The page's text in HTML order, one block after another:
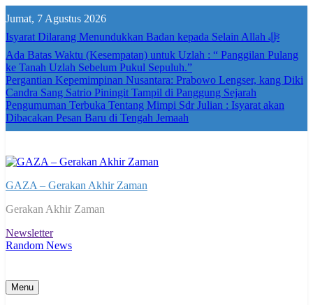
to
content
Jumat, 7 Agustus 2026
Isyarat Dilarang Menundukkan Badan kepada Selain Allah ﷻ
Ada Batas Waktu (Kesempatan) untuk Uzlah : “ Panggilan Pulang
ke Tanah Uzlah Sebelum Pukul Sepuluh.”
Pergantian Kepemimpinan Nusantara: Prabowo Lengser, kang Diki
Candra Sang Satrio Piningit Tampil di Panggung Sejarah
Pengumuman Terbuka Tentang Mimpi Sdr Julian : Isyarat akan
Dibacakan Pesan Baru di Tengah Jemaah
GAZA – Gerakan Akhir Zaman
Gerakan Akhir Zaman
Newsletter
Random News
Menu